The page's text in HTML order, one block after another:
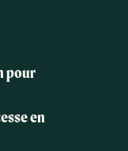
pour
en